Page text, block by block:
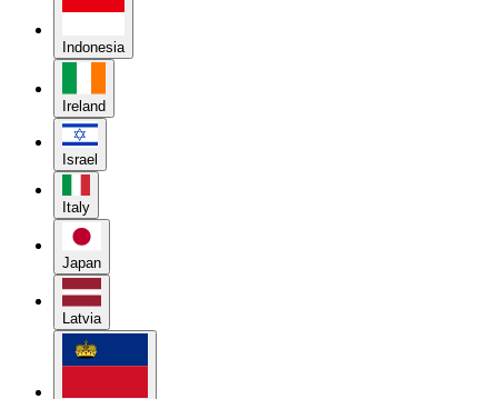
Indonesia
Ireland
Israel
Italy
Japan
Latvia